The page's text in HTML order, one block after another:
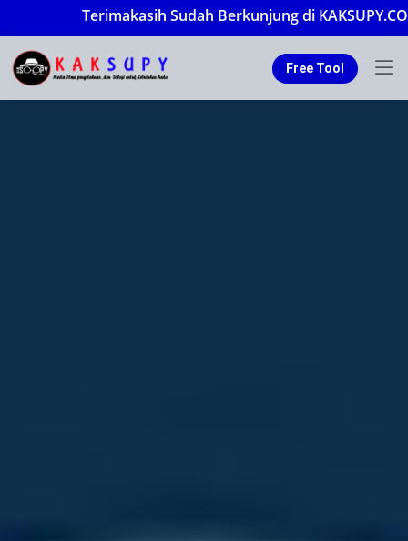
Terimakasih Sudah Berkunjung di KAKSUPY.COM
Free Tool